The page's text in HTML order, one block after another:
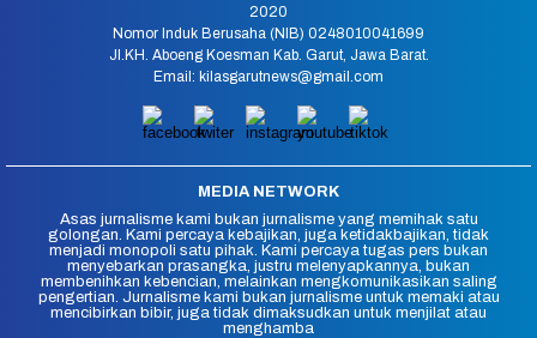
2020
Nomor Induk Berusaha (NIB) 0248010041699
Jl.KH. Aboeng Koesman Kab. Garut, Jawa Barat.
Email: kilasgarutnews@gmail.com
MEDIA NETWORK
Asas jurnalisme kami bukan jurnalisme yang memihak satu
golongan. Kami percaya kebajikan, juga ketidakbajikan, tidak
menjadi monopoli satu pihak. Kami percaya tugas pers bukan
menyebarkan prasangka, justru melenyapkannya, bukan
membenihkan kebencian, melainkan mengkomunikasikan saling
pengertian. Jurnalisme kami bukan jurnalisme untuk memaki atau
mencibirkan bibir, juga tidak dimaksudkan untuk menjilat atau
menghamba